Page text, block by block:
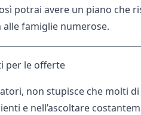
potrai avere un piano che
famiglie numerose.
per le offerte
non stupisce che molti
e nell’ascoltare